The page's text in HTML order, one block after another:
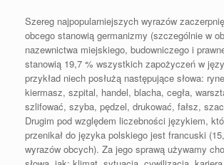
Szereg najpopularniejszych wyrazów
obcego stanowią germanizmy (szczególnie w
nazewnictwa miejskiego, budowniczego i
stanowią 19,7 % wszystkich zapożyczeń w
przykład niech posłużą następujące słowa:
kiermasz, szpital, handel, blacha, cegła,
szlifować, szyba, pędzel, drukować, fałsz,
Drugim pod względem liczebności językiem,
przenikał do języka polskiego jest francuski
wyrazów obcych). Za jego sprawą używamy